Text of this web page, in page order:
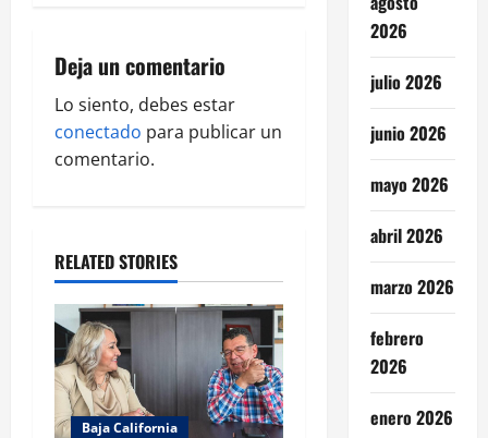
i
g
a
t
o
n
Deja un comentario
Lo siento, debes estar
conectado para publicar un
comentario.
RELATED STORIES
Baja California
2026
julio 2026
junio 2026
mayo 2026
abril 2026
marzo 2026
febrero
2026
enero 2026